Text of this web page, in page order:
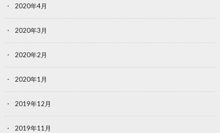
2020年4月
2020年3月
2020年2月
2020年1月
2019年12月
2019年11月